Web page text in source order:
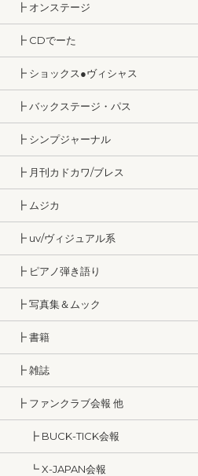
┣ オンステージ
┣ CDでーた
┣ ショックス●ヴィシャス
┣ バックステージ・パス
┣ シンプジャーナル
┣ 月刊カドカワ/ブレス
┣ ムジカ
┣ uv/ヴィジュアル系
┣ ピアノ弾き語り
┣ 写真集＆ムック
┣ 書籍
┣ 雑誌
┣ ファンクラブ会報 他
┣ BUCK-TICK会報
┗ X-JAPAN会報